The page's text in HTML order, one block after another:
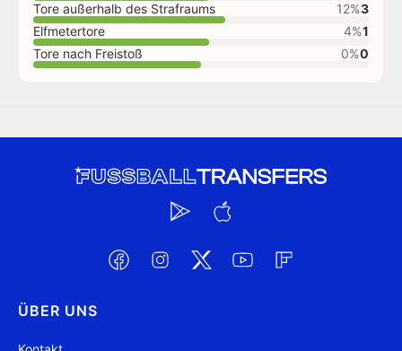
Tore außerhalb des Strafraums
12%3
Elfmetertore
4%1
Tore nach Freistoß
0%0
ÜBER UNS